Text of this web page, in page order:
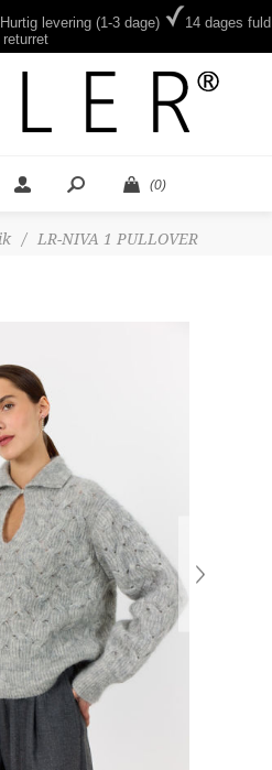
Hurtig levering (1-3 dage)
14 dages fuld
returret
(0)
/ LR-NIVA 1 PULLOVER